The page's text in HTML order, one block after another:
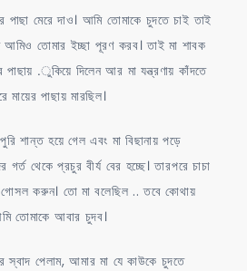
মেরে দাও। আমি তোমাকে চুদতে চাই তাই
তোমার ইচ্ছা পূরণ করব। তাই মা শাবক
.ুকিয়ে দিলেন আর মা যন্ত্রণায় কাঁদতে
পাছায় মারছিল।
শান্ত হয়ে গেল এবং মা বিছানায় পড়ে
থেকে প্রচুর বীর্য বের হচ্ছে। তারপরে চাচা
করুন। তো মা বলেছিল .. তবে কোথায়
তোমাকে আবার চুদব।
স্বাদ পেলাম, আমার মা যে কাউকে চুদতে